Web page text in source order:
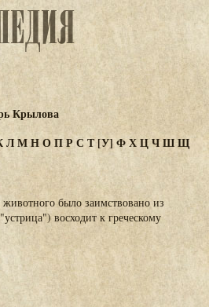
Крылова
ЛМНОПРСТ[У]ФХЦЧШЩ
животного было заимствовано из
восходит к греческому